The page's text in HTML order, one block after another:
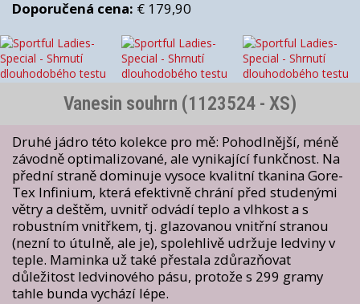
Doporučená cena: € 179,90
Vanesin souhrn (1123524 - XS)
Druhé jádro této kolekce pro mě: Pohodlnější, méně
závodně optimalizované, ale vynikající funkčnost. Na
přední straně dominuje vysoce kvalitní tkanina Gore-
Tex Infinium, která efektivně chrání před studenými
větry a deštěm, uvnitř odvádí teplo a vlhkost a s
robustním vnitřkem, tj. glazovanou vnitřní stranou
(nezní to útulně, ale je), spolehlivě udržuje ledviny v
teple. Maminka už také přestala zdůrazňovat
důležitost ledvinového pásu, protože s 299 gramy
tahle bunda vychází lépe.